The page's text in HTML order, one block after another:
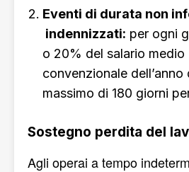
Eventi di durata non
indennizzati: per ogni
o 20% del salario medio
convenzionale
massimo di 180 giorni
Sostegno perdita del
Agli operai a tempo